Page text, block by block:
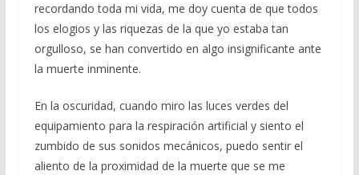
recordando toda mi vida, me doy cuenta de que todos
los elogios y las riquezas de la que yo estaba tan
orgulloso, se han convertido en algo insignificante ante
la muerte inminente.
En la oscuridad, cuando miro las luces verdes del
equipamiento para la respiración artificial y siento el
zumbido de sus sonidos mecánicos, puedo sentir el
aliento de la proximidad de la muerte que se me